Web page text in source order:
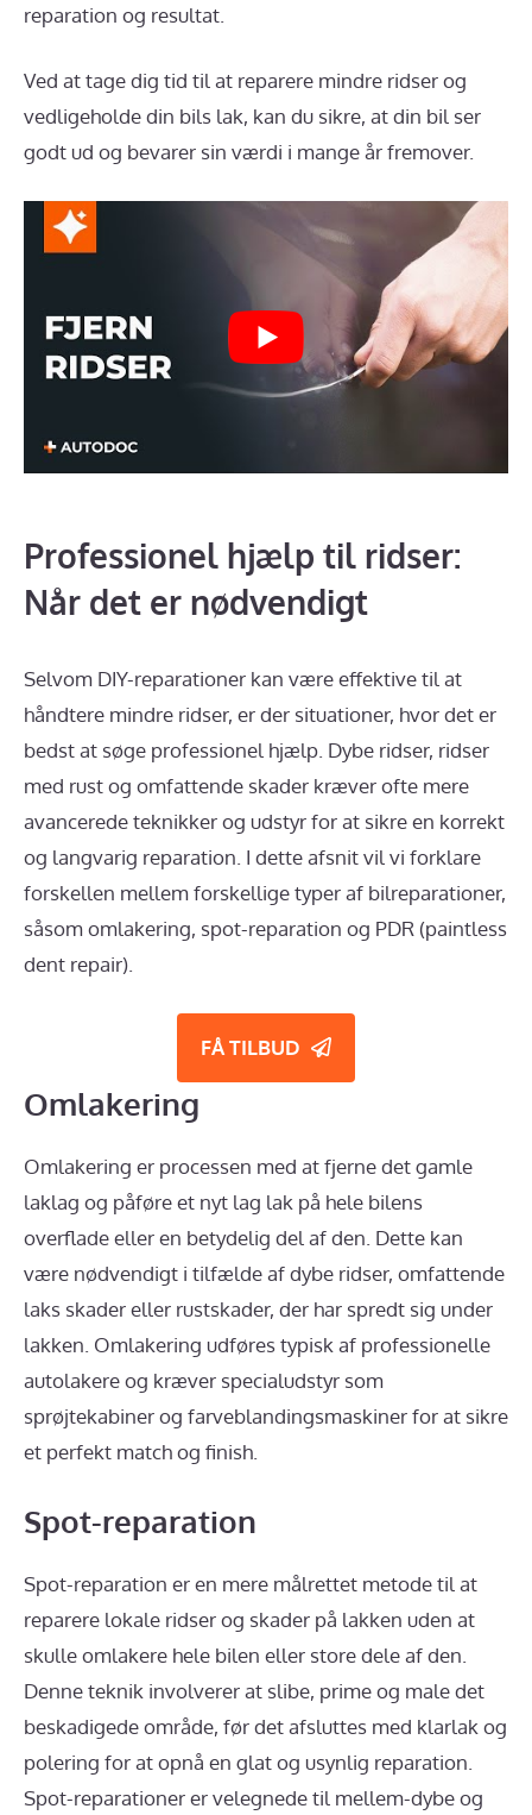
reparation og resultat.
Ved at tage dig tid til at reparere mindre ridser og
vedligeholde din bils lak, kan du sikre, at din bil ser
godt ud og bevarer sin værdi i mange år fremover.
Professionel hjælp til ridser:
Når det er nødvendigt
Selvom DIY-reparationer kan være effektive til at
håndtere mindre ridser, er der situationer, hvor det er
bedst at søge professionel hjælp. Dybe ridser, ridser
med rust og omfattende skader kræver ofte mere
avancerede teknikker og udstyr for at sikre en korrekt
og langvarig reparation. I dette afsnit vil vi forklare
forskellen mellem forskellige typer af bilreparationer,
såsom omlakering, spot-reparation og PDR (paintless
dent repair).
FÅ TILBUD
Omlakering
Omlakering er processen med at fjerne det gamle
laklag og påføre et nyt lag lak på hele bilens
overflade eller en betydelig del af den. Dette kan
være nødvendigt i tilfælde af dybe ridser, omfattende
laks skader eller rustskader, der har spredt sig under
lakken. Omlakering udføres typisk af professionelle
autolakere og kræver specialudstyr som
sprøjtekabiner og farveblandingsmaskiner for at sikre
et perfekt match og finish.
Spot-reparation
Spot-reparation er en mere målrettet metode til at
reparere lokale ridser og skader på lakken uden at
skulle omlakere hele bilen eller store dele af den.
Denne teknik involverer at slibe, prime og male det
beskadigede område, før det afsluttes med klarlak og
polering for at opnå en glat og usynlig reparation.
Spot-reparationer er velegnede til mellem-dybe og